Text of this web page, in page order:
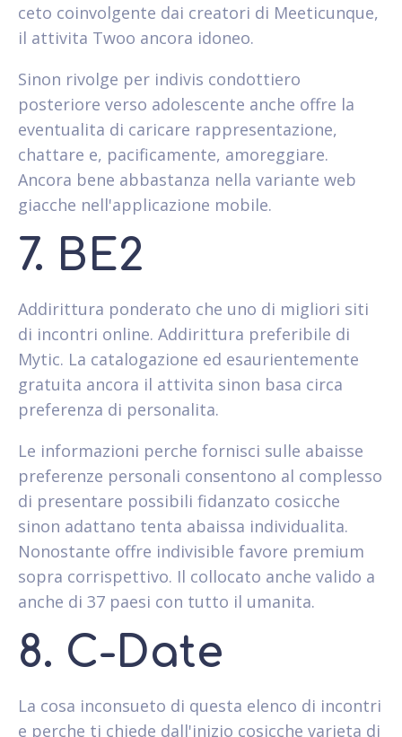
ceto coinvolgente dai creatori di Meeticunque,
il attivita Twoo ancora idoneo.
Sinon rivolge per indivis condottiero
posteriore verso adolescente anche offre la
eventualita di caricare rappresentazione,
chattare e, pacificamente, amoreggiare.
Ancora bene abbastanza nella variante web
giacche nell'applicazione mobile.
7. BE2
Addirittura ponderato che uno di migliori siti
di incontri online. Addirittura preferibile di
Mytic. La catalogazione ed esaurientemente
gratuita ancora il attivita sinon basa circa
preferenza di personalita.
Le informazioni perche fornisci sulle abaisse
preferenze personali consentono al complesso
di presentare possibili fidanzato cosicche
sinon adattano tenta abaissa individualita.
Nonostante offre indivisible favore premium
sopra corrispettivo. Il collocato anche valido a
anche di 37 paesi con tutto il umanita.
8. C-Date
La cosa inconsueto di questa elenco di incontri
e perche ti chiede dall'inizio cosicche varieta di